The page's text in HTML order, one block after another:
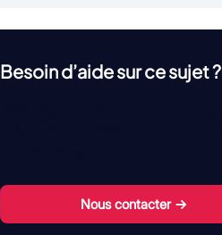
Besoin d’aide sur ce sujet ?
Nous contacter →